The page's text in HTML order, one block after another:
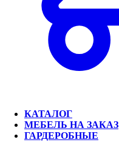
КАТАЛОГ
МЕБЕЛЬ НА ЗАКАЗ
ГАРДЕРОБНЫЕ